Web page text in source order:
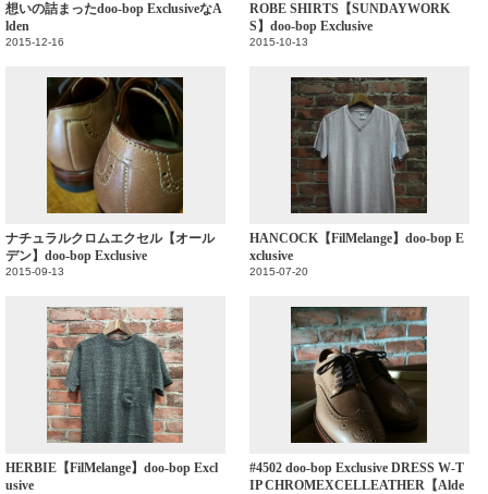
想いの詰まったdoo-bop ExclusiveなA
lden
2015-12-16
ROBE SHIRTS【SUNDAYWORK
S】doo-bop Exclusive
2015-10-13
ナチュラルクロムエクセル【オール
デン】doo-bop Exclusive
2015-09-13
HANCOCK【FilMelange】doo-bop E
xclusive
2015-07-20
HERBIE【FilMelange】doo-bop Excl
usive
#4502 doo-bop Exclusive DRESS W-T
IP CHROMEXCELLEATHER【Alde